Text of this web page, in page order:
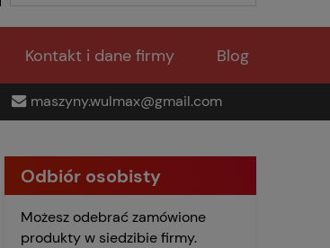
Kontakt i dane firmy Blog
maszyny.wulmax@gmail.com
Odbiór osobisty
Możesz odebrać zamówione
produkty w siedzibie firmy.